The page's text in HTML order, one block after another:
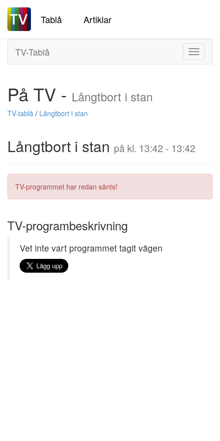
Tablå Artiklar
Toggle
TV-Tablå
På TV - Långtbort i stan
TV-tablå / Långtbort i stan
Långtbort i stan på kl. 13:42 - 13:42
TV-programmet har redan sänts!
TV-programbeskrivning
Vet inte vart programmet tagit vägen